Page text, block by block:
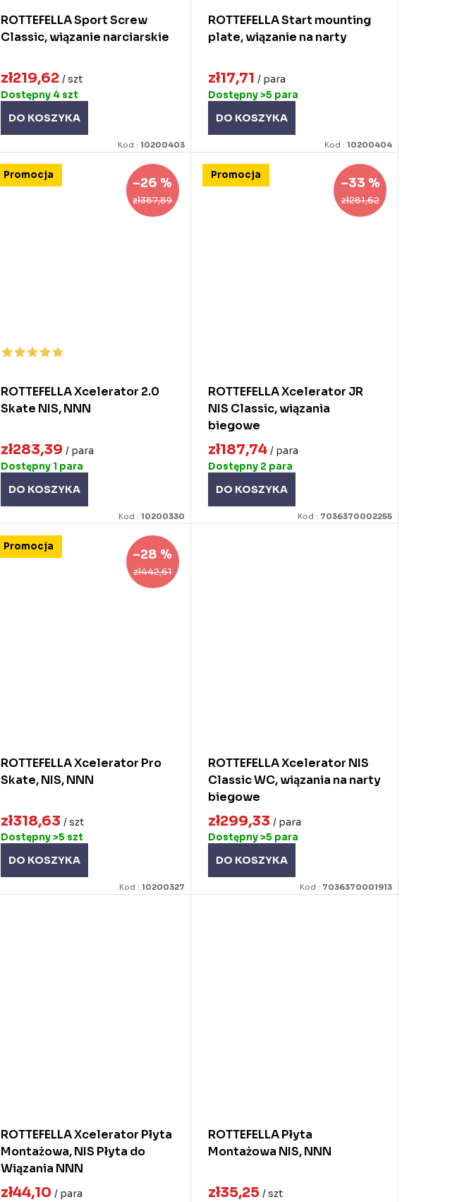
ROTTEFELLA Sport Screw
Classic, wiązanie narciarskie
zł219,62 / szt
Dostępny 4 szt
DO KOSZYKA
Kod : 10200403
ROTTEFELLA Start mounting
plate, wiązanie na narty
zł17,71 / para
Dostępny>5 para
DO KOSZYKA
Kod : 10200404
Promocja
zł387,89
–26 %
ROTTEFELLA Xcelerator 2.0
Skate NIS, NNN
zł283,39 / para
Dostępny 1 para
DO KOSZYKA
Kod : 10200330
Promocja
zł281,62
–33 %
ROTTEFELLA Xcelerator JR
NIS Classic, wiązania
biegowe
zł187,74 / para
Dostępny 2 para
DO KOSZYKA
Kod : 7036370002255
Promocja
zł442,61
–28 %
ROTTEFELLA Xcelerator Pro
Skate, NIS, NNN
zł318,63 / szt
Dostępny>5 szt
DO KOSZYKA
Kod : 10200327
ROTTEFELLA Xcelerator NIS
Classic WC, wiązania na narty
biegowe
zł299,33 / para
Dostępny>5 para
DO KOSZYKA
Kod : 7036370001913
ROTTEFELLA Xcelerator Płyta
Montażowa, NIS Płyta do
Wiązania NNN
zł44,10 / para
ROTTEFELLA Płyta
Montażowa NIS, NNN
zł35,25 / szt